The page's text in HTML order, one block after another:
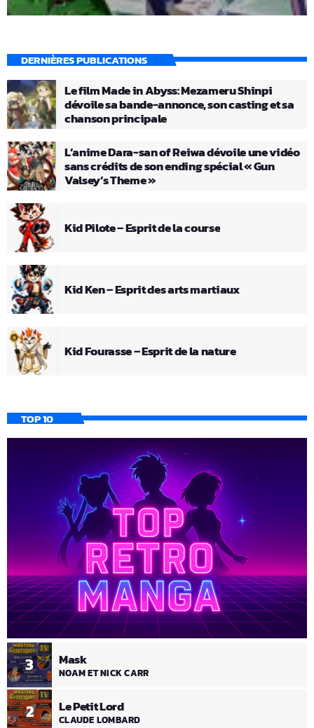
DERNIÈRES PUBLICATIONS
Le film Made in Abyss: Mezameru Shinpi
dévoile sa bande-annonce, son casting et sa
chanson principale
L’anime Dara-san of Reiwa dévoile une vidéo
sans crédits de son ending spécial « Gun
Valsey’s Theme »
Kid Pilote – Esprit de la course
Kid Ken – Esprit des arts martiaux
Kid Fourasse – Esprit de la nature
TOP 10
2 Le Petit Lord
CLAUDE LOMBARD
3 Mask
NOAM ET NICK CARR